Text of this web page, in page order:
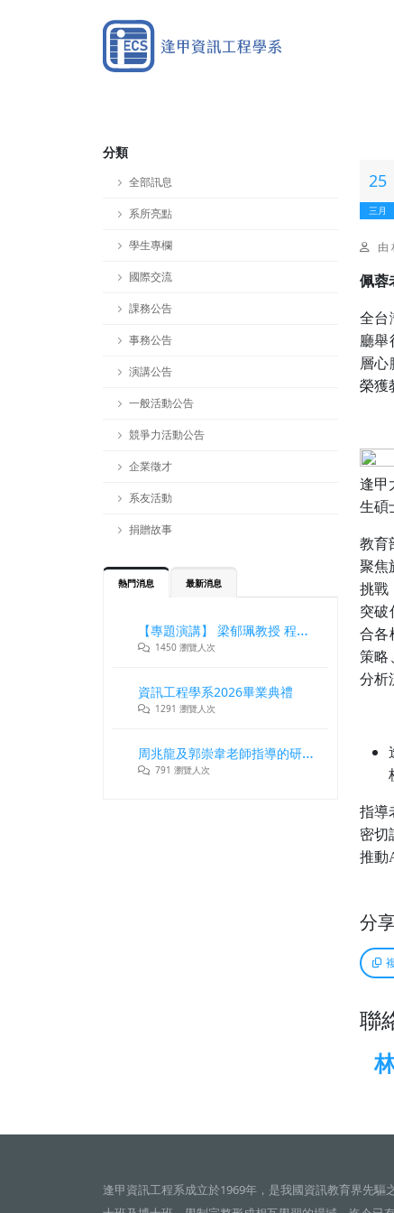
分類
全部訊息
系所亮點
學生專欄
國際交流
課務公告
事務公告
演講公告
一般活動公告
競爭力活動公告
企業徵才
系友活動
捐贈故事
熱門消息 最新消息
【專題演講】 梁郁珮教授 程式設計師在新世代記憶體與儲存系統中的角色與挑戰
1450 瀏覽人次
資訊工程學系2026畢業典禮
1291 瀏覽人次
周兆龍及郭崇韋老師指導的研究團隊獲DLT2026最佳論文獎
791 瀏覽人次
25
三月
由
佩蓉
全台
廳舉
層心
榮獲
逢甲
生碩
教育
聚焦
挑戰
突破
合各
策略
分析
指導
密切
推動
分
聯
逢甲資訊工程系成立於1969年，是我國資訊教育界先驅